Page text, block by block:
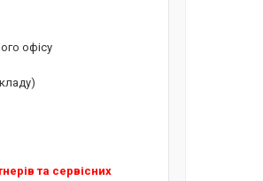
офісу
та сервісних